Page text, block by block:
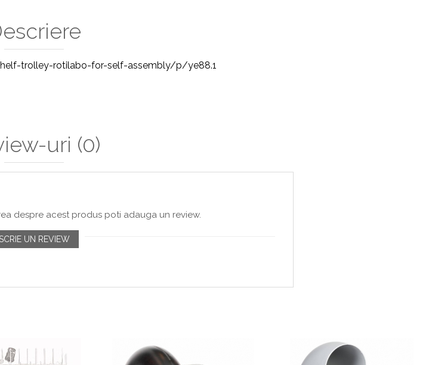
trolley-rotilabo-for-self-assembly/p/ye88.1
uri (0)
despre acest produs poti adauga un review.
SCRIE UN REVIEW